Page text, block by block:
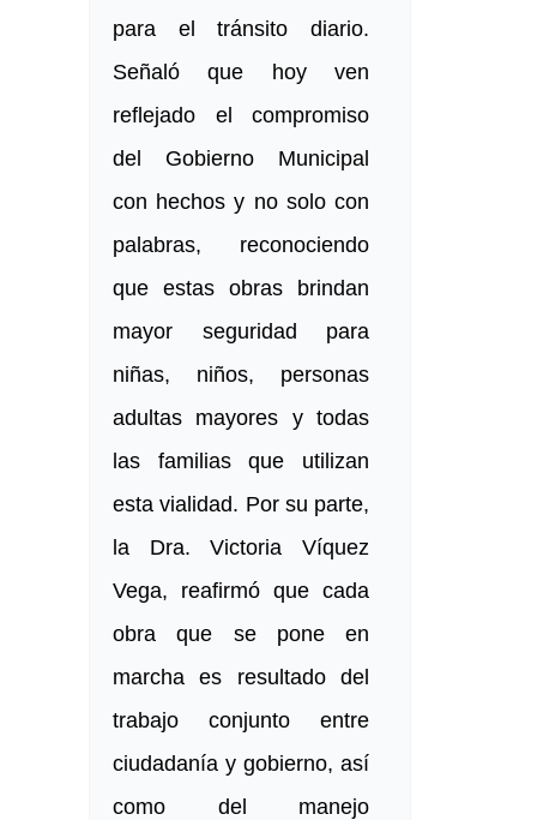
para el tránsito diario.
Señaló que hoy ven
reflejado el compromiso
del Gobierno Municipal
con hechos y no solo con
palabras, reconociendo
que estas obras brindan
mayor seguridad para
niñas, niños, personas
adultas mayores y todas
las familias que utilizan
esta vialidad. Por su parte,
la Dra. Victoria Víquez
Vega, reafirmó que cada
obra que se pone en
marcha es resultado del
trabajo conjunto entre
ciudadanía y gobierno, así
como del manejo